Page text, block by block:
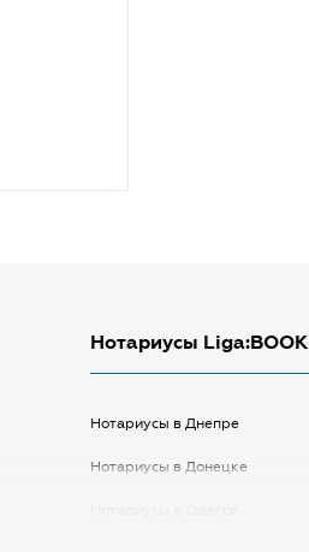
Нотариусы Liga:BOOK
Нотариусы в Днепре
Нотариусы в Донецке